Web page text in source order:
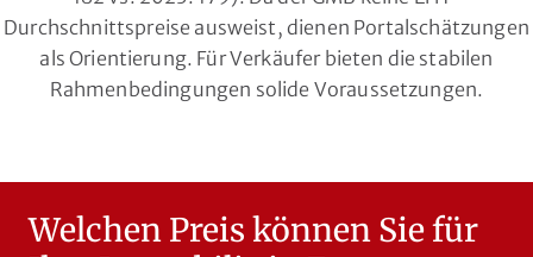
Durchschnittspreise ausweist, dienen Portalschätzungen
als Orientierung. Für Verkäufer bieten die stabilen
Rahmenbedingungen solide Voraussetzungen.
Welchen Preis können Sie für